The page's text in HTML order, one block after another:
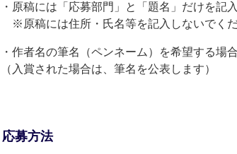
・原稿には「応募部門」と「題名」だけを記
※原稿には住所・氏名等を記入しないでくだ
・作者名の筆名（ペンネーム）を希望する場
（入賞された場合は、筆名を公表します）
応募方法